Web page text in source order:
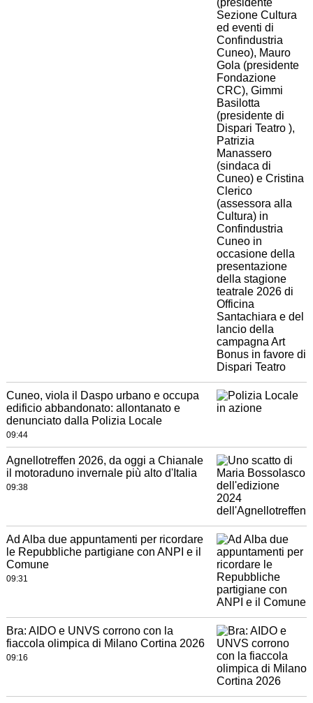
Cuneo, viola il Daspo urbano e occupa
edificio abbandonato: allontanato e
denunciato dalla Polizia Locale
09:44
Agnellotreffen 2026, da oggi a Chianale
il motoraduno invernale più alto d'Italia
09:38
Ad Alba due appuntamenti per ricordare
le Repubbliche partigiane con ANPI e il
Comune
09:31
Bra: AIDO e UNVS corrono con la
fiaccola olimpica di Milano Cortina 2026
09:16